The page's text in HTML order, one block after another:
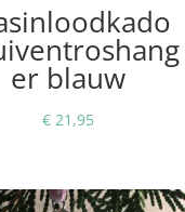
er blauw
€ 21,95